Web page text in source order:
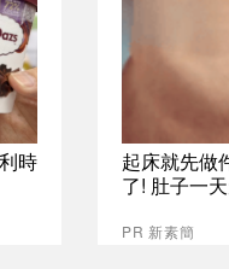
時
起床就先做
了! 肚子一
PR 新素簡